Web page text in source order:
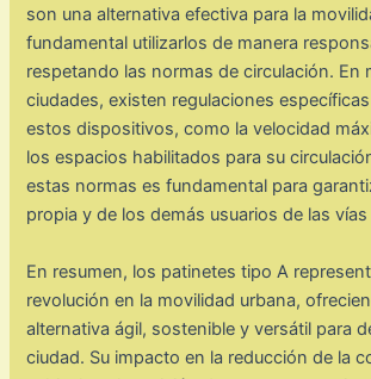
son una alternativa efectiva para la
fundamental utilizarlos de manera
respetando las normas de circulación. En
ciudades, existen regulaciones
estos dispositivos, como la velocidad
los espacios habilitados para su
estas normas es fundamental para
propia y de los demás usuarios de las
En resumen, los patinetes tipo A
revolución en la movilidad urbana,
alternativa ágil, sostenible y versátil para
ciudad. Su impacto en la reducción de la